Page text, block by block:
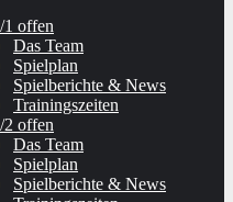
offen
Das Team
Spielplan
Spielberichte & News
Trainingszeiten
offen
Das Team
Spielplan
Spielberichte & News